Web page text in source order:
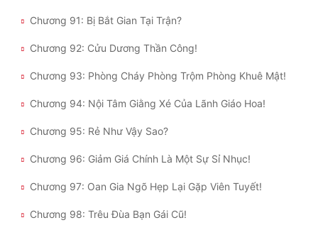
Chương 91: Bị Bắt Gian Tại Trận?
Chương 92: Cửu Dương Thần Công!
Chương 93: Phòng Cháy Phòng Trộm Phòng Khuê Mật!
Chương 94: Nội Tâm Giằng Xé Của Lãnh Giáo Hoa!
Chương 95: Rẻ Như Vậy Sao?
Chương 96: Giảm Giá Chính Là Một Sự Sỉ Nhục!
Chương 97: Oan Gia Ngõ Hẹp Lại Gặp Viên Tuyết!
Chương 98: Trêu Đùa Bạn Gái Cũ!